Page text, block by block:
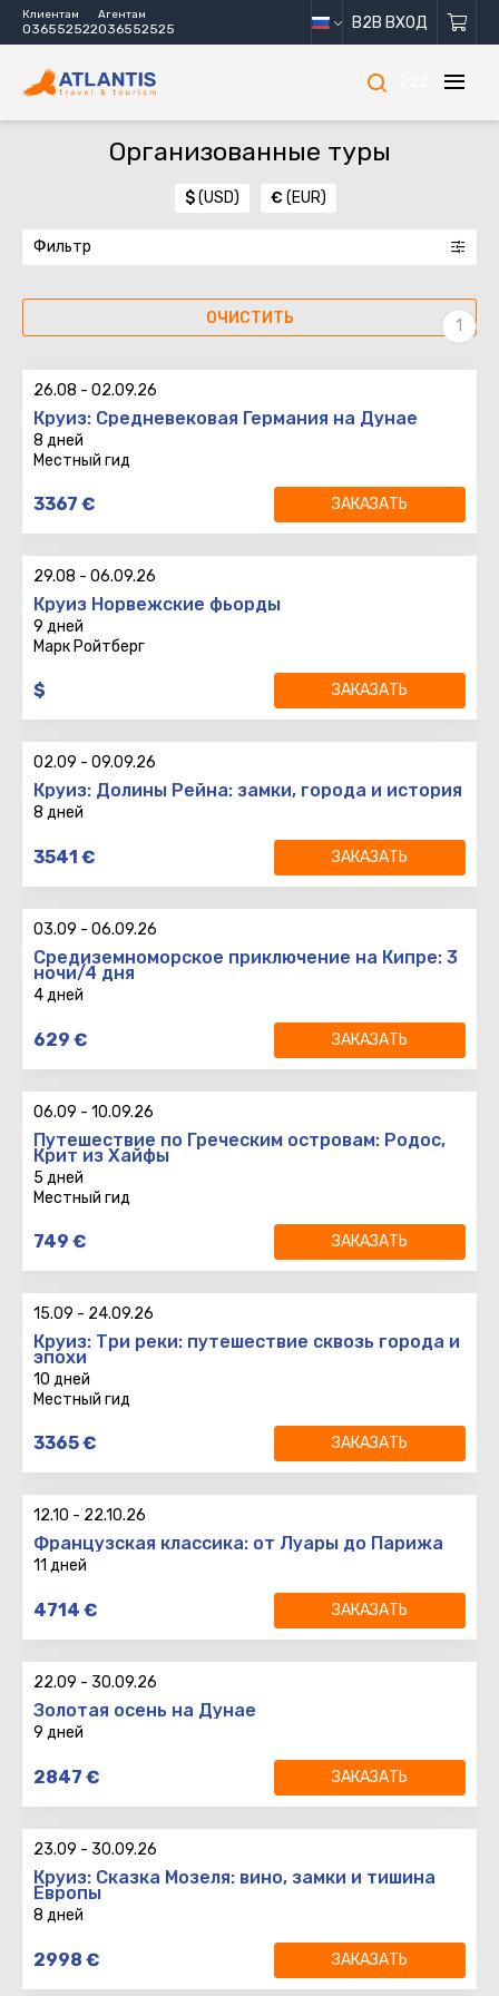
Клиентам
036552522
Агентам
036552525 B2B ВХОД
Организованные туры
$(USD) € (EUR)
Фильтр
ОЧИСТИТЬ
26.08 - 02.09.26
Круиз: Средневековая Германия на Дунае
8 дней
Местный гид
Вылет:
7 ночей
3367 € ЗАКАЗАТЬ
29.08 - 06.09.26
Круиз Норвежские фьорды
9 дней
Марк Ройтберг
Вылет:
$ ЗАКАЗАТЬ
02.09 - 09.09.26
Круиз: Долины Рейна: замки, города и история
8 дней
Вылет:
7 ночей
3541 € ЗАКАЗАТЬ
03.09 - 06.09.26
Средиземноморское приключение на Кипре: 3
ночи/4 дня
4 дней
Выплывает
Даты тура
3 ночей
629 € ЗАКАЗАТЬ
06.09 - 10.09.26
Путешествие по Греческим островам: Родос,
Крит из Хайфы
5 дней
Местный гид
Выплывает
Даты тура
4 ночей
749 € ЗАКАЗАТЬ
15.09 - 24.09.26
Круиз: Три реки: путешествие сквозь города и
эпохи
10 дней
Местный гид
Вылет:
9 ночей
3365€ ЗАКАЗАТЬ
12.10 - 22.10.26
Французская классика: от Луары до Парижа
11 дней
Вылет:
Даты тура
710€
10 ночей
4714 € ЗАКАЗАТЬ
22.09 - 30.09.26
Золотая осень на Дунае
9 дней
Вылет:
8 ночей
2847 € ЗАКАЗАТЬ
23.09 - 30.09.26
Круиз: Сказка Мозеля: вино, замки и тишина
Европы
8 дней
Вылет:
7 ночей
2998 € ЗАКАЗАТЬ